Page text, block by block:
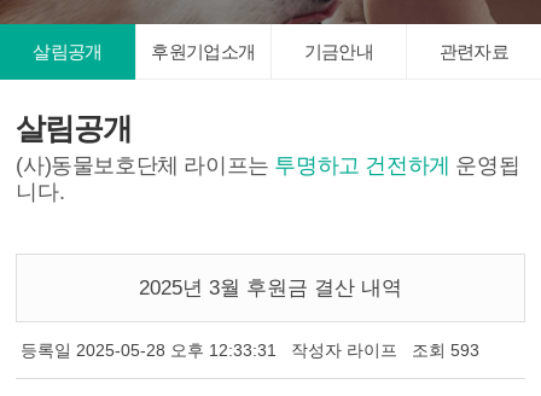
살림공개 후원기업소개 기금안내 관련자료
살림공개
(사)동물보호단체 라이프는 투명하고 건전하게 운영됩
니다.
2025년 3월 후원금 결산 내역
등록일 2025-05-28 오후 12:33:31 작성자 라이프 조회 593